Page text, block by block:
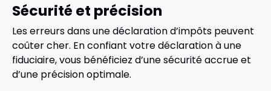
Sécurité et précision
Les erreurs dans une déclaration d’impôts peuvent
coûter cher. En confiant votre déclaration à une
fiduciaire, vous bénéficiez d’une sécurité accrue et
d’une précision optimale.